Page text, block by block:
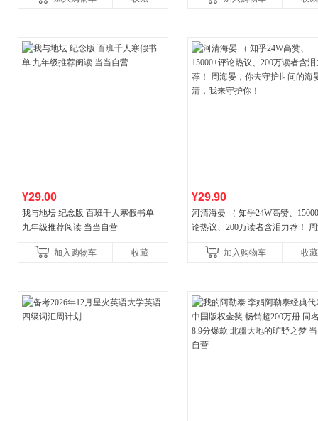
¥29.00
我与地坛 纪念版 百班千人寒假书单
九年级推荐阅读 当当自营
加入购物车 收藏
¥29.90
河清海晏 （ 知乎24W高赞、
论热议、200万读者含泪力荐！
守护你！加入购物车 收藏